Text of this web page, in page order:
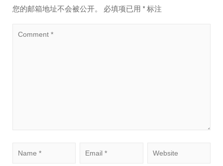
您的邮箱地址不会被公开。 必填项已用 *标注